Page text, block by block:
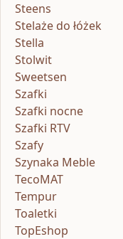
Steens
Stelaże do łóżek
Stella
Stolwit
Sweetsen
Szafki
Szafki nocne
Szafki RTV
Szafy
Szynaka Meble
TecoMAT
Tempur
Toaletki
TopEshop